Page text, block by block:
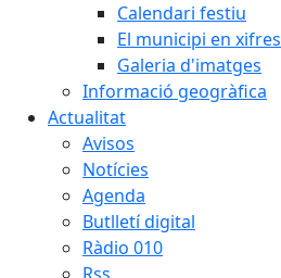
Calendari festiu
El municipi en xifres
Galeria d'imatges
Informació geogràfica
Actualitat
Avisos
Notícies
Agenda
Butlletí digital
Ràdio 010